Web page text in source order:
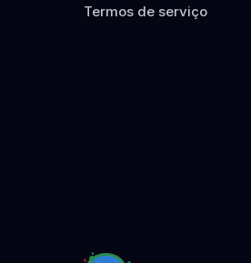
Termos de serviço